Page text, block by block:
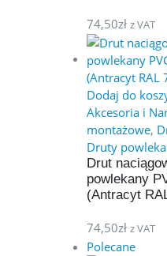
74,50zł z VAT
Dodaj do
Akcesoria i
montażowe,
Druty
Drut
powlekany
(Antracyt
74,50zł z VAT
Polecane